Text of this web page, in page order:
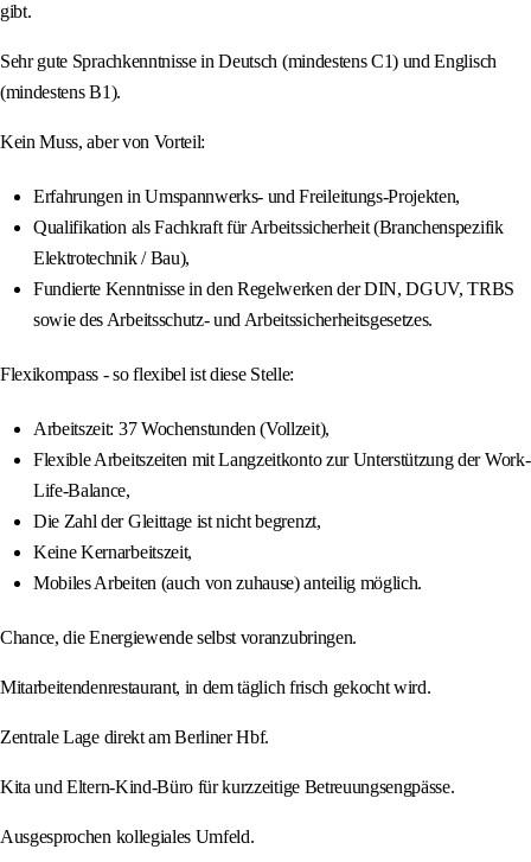
gibt.
Sehr gute Sprachkenntnisse in Deutsch (mindestens C1) und Englisch
(mindestens B1).
Kein Muss, aber von Vorteil:
Erfahrungen in Umspannwerks- und Freileitungs-Projekten,
Qualifikation als Fachkraft für Arbeitssicherheit (Branchenspezifik
Elektrotechnik / Bau),
Fundierte Kenntnisse in den Regelwerken der DIN, DGUV, TRBS
sowie des Arbeitsschutz- und Arbeitssicherheitsgesetzes.
Flexikompass - so flexibel ist diese Stelle:
Arbeitszeit: 37 Wochenstunden (Vollzeit),
Flexible Arbeitszeiten mit Langzeitkonto zur Unterstützung der Work-
Life-Balance,
Die Zahl der Gleittage ist nicht begrenzt,
Keine Kernarbeitszeit,
Mobiles Arbeiten (auch von zuhause) anteilig möglich.
Chance, die Energiewende selbst voranzubringen.
Mitarbeitendenrestaurant, in dem täglich frisch gekocht wird.
Zentrale Lage direkt am Berliner Hbf.
Kita und Eltern-Kind-Büro für kurzzeitige Betreuungsengpässe.
Ausgesprochen kollegiales Umfeld.